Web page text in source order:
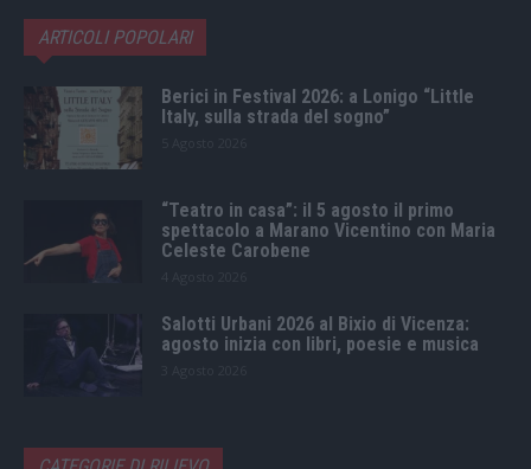
ARTICOLI POPOLARI
Berici in Festival 2026: a Lonigo “Little
Italy, sulla strada del sogno”
“Teatro in casa”: il 5 agosto il primo
spettacolo a Marano Vicentino con Maria
Celeste Carobene
Salotti Urbani 2026 al Bixio di Vicenza:
agosto inizia con libri, poesie e musica